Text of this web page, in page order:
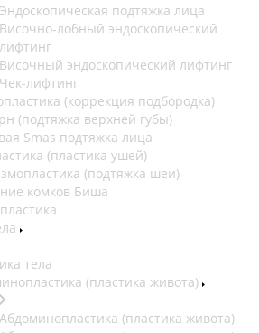
Эндоскопическая подтяжка лица
Височно-лобный эндоскопический
лифтинг
Височный эндоскопический лифтинг
Чек-лифтинг
(коррекция подбородка)
(подтяжка верхней губы)
Smas подтяжка лица
(пластика ушей)
(подтяжка шеи)
комков Биша
тела
(пластика живота)
Абдоминопластика (пластика живота)